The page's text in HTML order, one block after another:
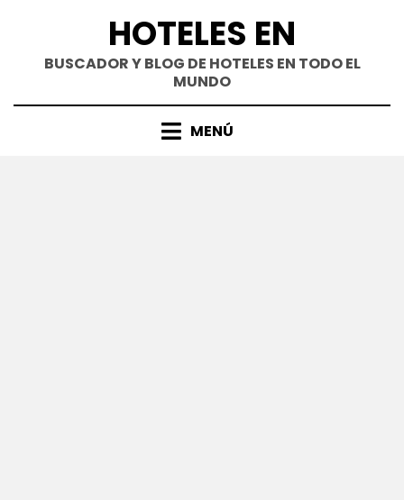
contenido
HOTELES EN
BUSCADOR Y BLOG DE HOTELES EN TODO EL
MUNDO
MENÚ